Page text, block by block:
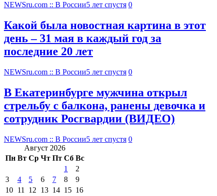
NEWSru.com :: В России5 лет спустя 0
Какой была новостная картина в этот
день – 31 мая в каждый год за
последние 20 лет
NEWSru.com :: В России5 лет спустя 0
В Екатеринбурге мужчина открыл
стрельбу с балкона, ранены девочка и
сотрудник Росгвардии (ВИДЕО)
NEWSru.com :: В России5 лет спустя 0
Август 2026
Пн Вт Ср Чт Пт Сб Вс
1
2
3
4 5 6 7 8
9
10 11 12 13 14 15 16